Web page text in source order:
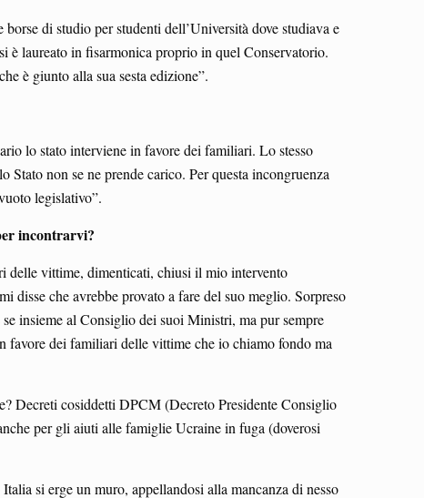
di studio per studenti dell’Università dove studiava e
è laureato in fisarmonica proprio in quel Conservatorio.
è giunto alla sua sesta edizione”.
lo stato interviene in favore dei familiari. Lo stesso
non se ne prende carico. Per questa incongruenza
legislativo”.
incontrarvi?
delle vittime, dimenticati, chiusi il mio intervento
disse che avrebbe provato a fare del suo meglio. Sorpreso
insieme al Consiglio dei suoi Ministri, ma pur sempre
favore dei familiari delle vittime che io chiamo fondo ma
Decreti cosiddetti DPCM (Decreto Presidente Consiglio
per gli aiuti alle famiglie Ucraine in fuga (doverosi
si erge un muro, appellandosi alla mancanza di nesso